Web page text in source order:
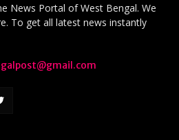
News Portal of West Bengal. We
To get all latest news instantly